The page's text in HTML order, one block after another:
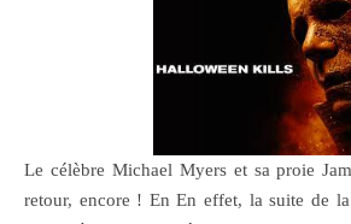
Le célèbre Michael Myers et sa proie
retour, encore ! En En effet, la suite de